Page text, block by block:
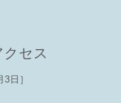
セス
3日］